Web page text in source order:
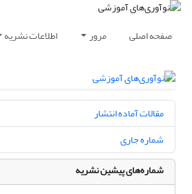
صفحه اصلی مرور اطلاعات نشریه
مقالات آماده انتشار
شماره جاری
شماره‌های پیشین نشریه